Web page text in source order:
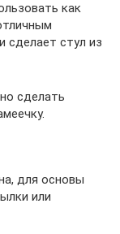
как
сделает стул из
сделать
для основы
или